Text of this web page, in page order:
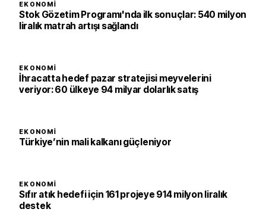
EKONOMI
Stok Gözetim Programı'nda ilk sonuçlar: 540 milyon
liralık matrah artışı sağlandı
EKONOMI
İhracatta hedef pazar stratejisi meyvelerini
veriyor: 60 ülkeye 94 milyar dolarlık satış
EKONOMI
Türkiye’nin mali kalkanı güçleniyor
EKONOMI
Sıfır atık hedefi için 161 projeye 914 milyon liralık
destek